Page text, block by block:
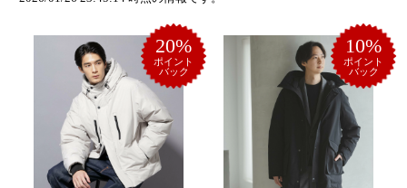
20%
ポイント
バック
10%
ポイント
バック